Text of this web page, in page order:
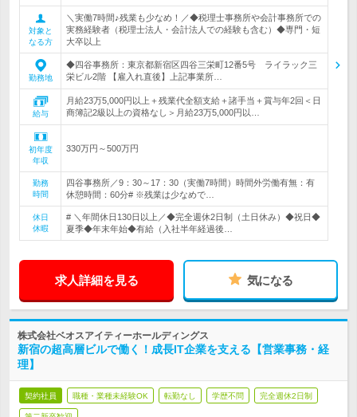
対象と
なる方
＼実働7時間♪残業も少なめ！／◆税理士事務所や会計事務所での
実務経験者（税理士法人・会計法人での経験も含む）◆専門・短
大卒以上
勤務地
◆四谷事務所：東京都新宿区四谷三栄町12番5号 ライラック三
栄ビル2階 【雇入れ直後】上記事業所…
給与
月給23万5,000円以上＋残業代全額支給＋諸手当＋賞与年2回＜日
商簿記2級以上の資格なし＞月給23万5,000円以…
初年度
年収
330万円～500万円
勤務
時間
四谷事務所／9：30～17：30（実働7時間）時間外労働有無：有
休憩時間：60分# ※残業は少なめで…
休日
休暇
# ＼年間休日130日以上／◆完全週休2日制（土日休み）◆祝日◆
夏季◆年末年始◆有給（入社半年経過後…
求人詳細を見る 気になる
株式会社ベオスアイティーホールディングス
新宿の超高層ビルで働く！成長IT企業を支える【営業事務・経
理】
契約社員 職種・業種未経験OK 転勤なし 学歴不問 完全週休2日制